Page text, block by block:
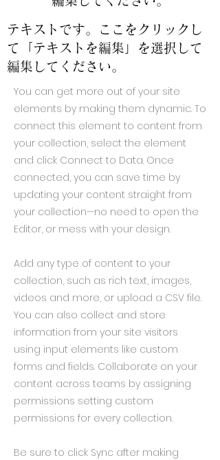
テキストです。ここをクリックし
て「テキストを編集」を選択して
編集してください。
You can get more out of your site
elements by making them dynamic. To
connect this element to content from
your collection, select the element
and click Connect to Data. Once
connected, you can save time by
updating your content straight from
your collection—no need to open the
Editor, or mess with your design.
Add any type of content to your
collection, such as rich text, images,
videos and more, or upload a CSV file.
You can also collect and store
information from your site visitors
using input elements like custom
forms and fields. Collaborate on your
content across teams by assigning
permissions setting custom
permissions for every collection.
Be sure to click Sync after making